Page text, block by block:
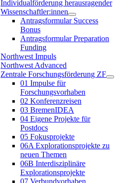
Individualförderung herausragender
Wissenschaftler:innen
Antragsformular Success
Bonus
Antragsformular Preparation
Funding
Northwest Impuls
Northwest Advanced
Zentrale Forschungsförderung ZF
01 Impulse für
Forschungsvorhaben
02 Konferenzreisen
03 BremenIDEA
04 Eigene Projekte für
Postdocs
05 Fokusprojekte
06A Explorationsprojekte zu
neuen Themen
06B Interdisziplinäre
Explorationsprojekte
07 Verbundvorhaben